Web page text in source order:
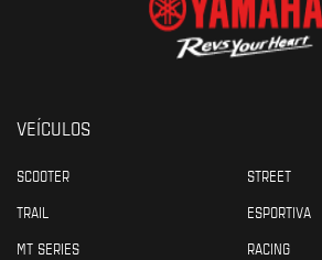
VEÍCULOS
SCOOTER
STREET
TRAIL
ESPORTIVA
MT SERIES
RACING